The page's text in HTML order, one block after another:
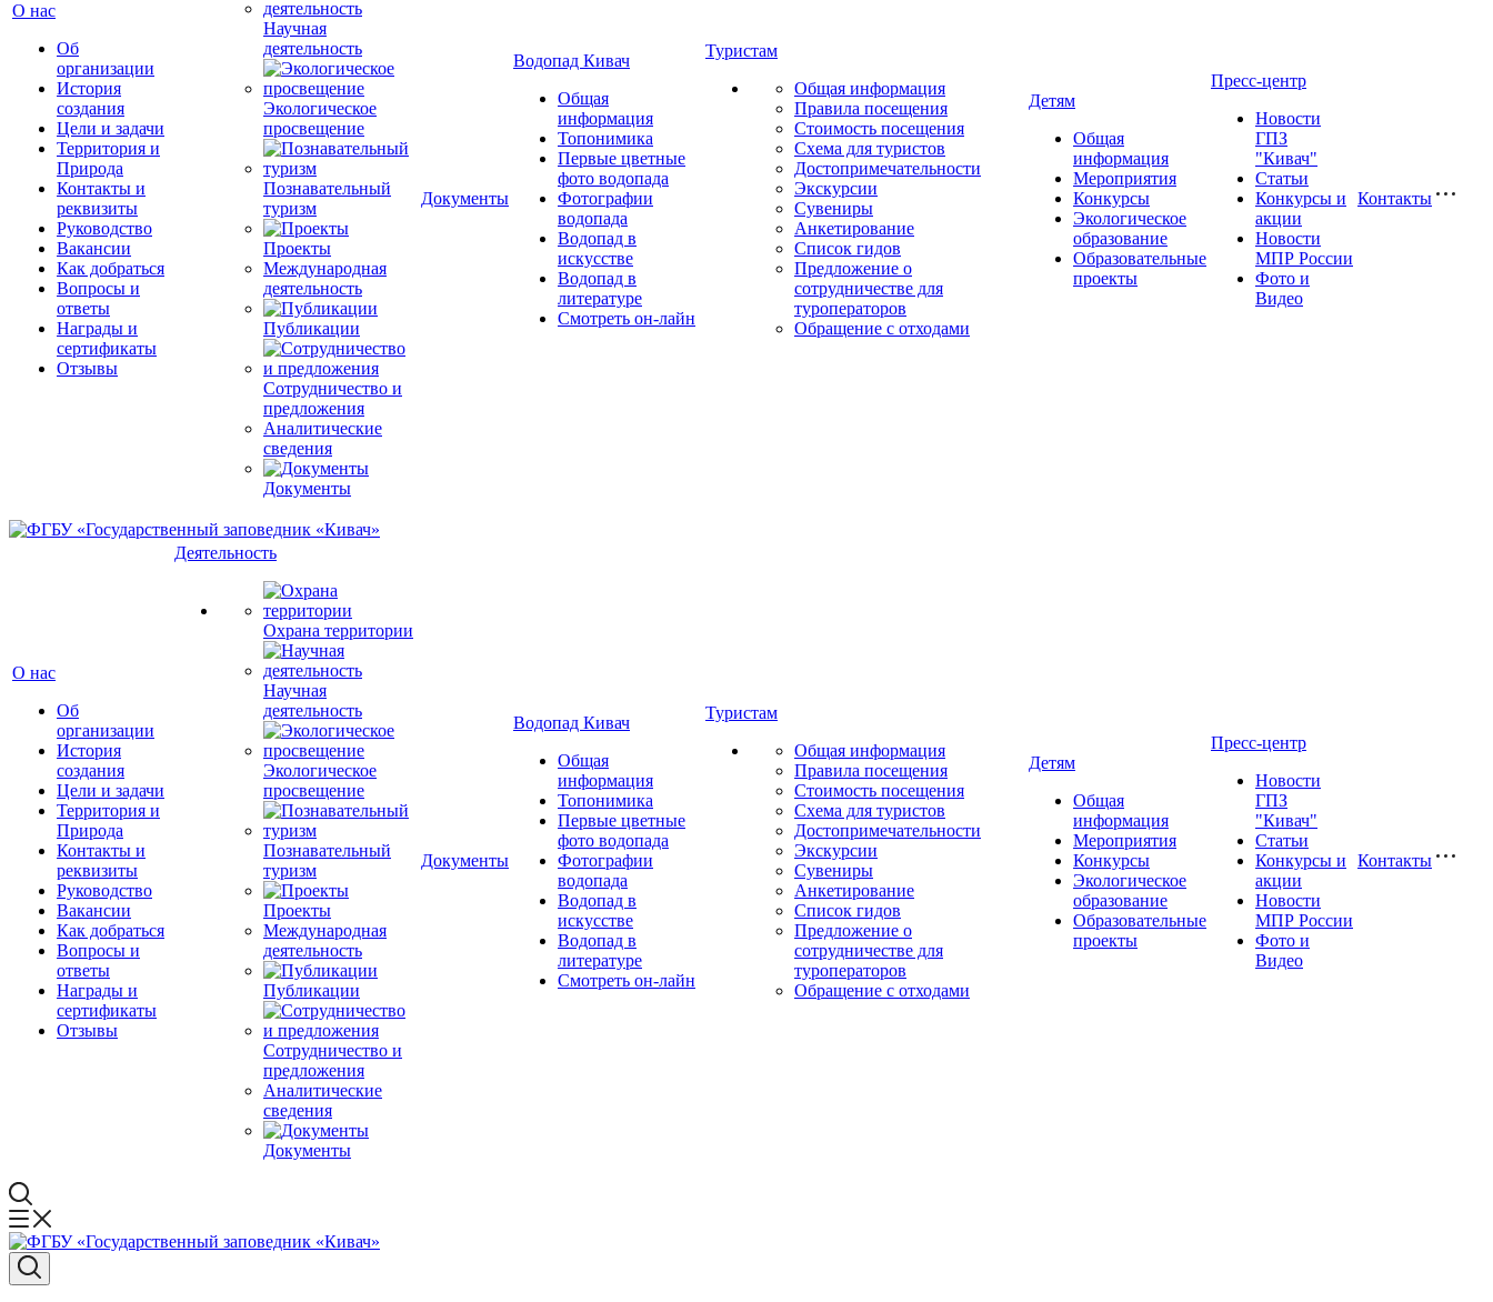
О нас
Об
организации
История
создания
Цели и задачи
Территория и
Природа
Контакты и
реквизиты
Руководство
Вакансии
Как добраться
Вопросы и
ответы
Награды и
сертификаты
Отзывы
Научная
деятельность
Экологическое
просвещение
Познавательный
туризм
Проекты
Международная
деятельность
Публикации
Сотрудничество и
предложения
Аналитические
сведения
Документы
Документы
Водопад Кивач
Общая
информация
Топонимика
Первые цветные
фото водопада
Фотографии
водопада
Водопад в
искусстве
Водопад в
литературе
Смотреть он-лайн
Туристам
Общая информация
Правила посещения
Стоимость посещения
Схема для туристов
Достопримечательности
Экскурсии
Сувениры
Анкетирование
Список гидов
Предложение о
сотрудничестве для
туроператоров
Обращение с отходами
Детям
Общая
информация
Мероприятия
Конкурсы
Экологическое
образование
Образовательные
проекты
Пресс-центр
Новости
ГПЗ
"Кивач"
Статьи
Конкурсы и
акции
Новости
МПР России
Фото и
Видео
Контакты
О нас
Об
организации
История
создания
Цели и задачи
Территория и
Природа
Контакты и
реквизиты
Руководство
Вакансии
Как добраться
Вопросы и
ответы
Награды и
сертификаты
Отзывы
Деятельность
Охрана территории
Научная
деятельность
Экологическое
просвещение
Познавательный
туризм
Проекты
Международная
деятельность
Публикации
Сотрудничество и
предложения
Аналитические
сведения
Документы
Документы
Водопад Кивач
Общая
информация
Топонимика
Первые цветные
фото водопада
Фотографии
водопада
Водопад в
искусстве
Водопад в
литературе
Смотреть он-лайн
Туристам
Общая информация
Правила посещения
Стоимость посещения
Схема для туристов
Достопримечательности
Экскурсии
Сувениры
Анкетирование
Список гидов
Предложение о
сотрудничестве для
туроператоров
Обращение с отходами
Детям
Общая
информация
Мероприятия
Конкурсы
Экологическое
образование
Образовательные
проекты
Пресс-центр
Новости
ГПЗ
"Кивач"
Статьи
Конкурсы и
акции
Новости
МПР России
Фото и
Видео
Контакты